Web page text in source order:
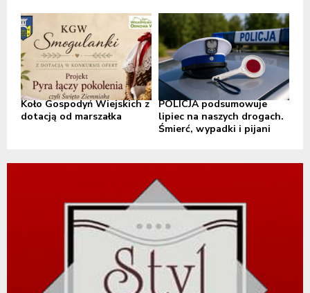
Koło Gospodyń Wiejskich z
dotacją od marszałka
POLICJA podsumowuje
lipiec na naszych drogach.
Śmierć, wypadki i pijani